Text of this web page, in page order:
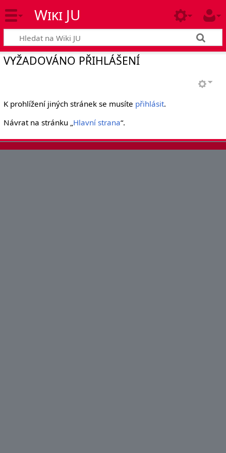
Wiki JU
VYŽADOVÁNO PŘIHLÁŠENÍ
K prohlížení jiných stránek se musíte přihlásit.
Návrat na stránku „Hlavní strana“.